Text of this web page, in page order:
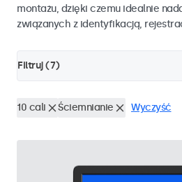
montażu, dzięki czemu idealnie
związanych z identyfikacją,
Filtruj (7)
10 cali Ściemnianie Wyczyść